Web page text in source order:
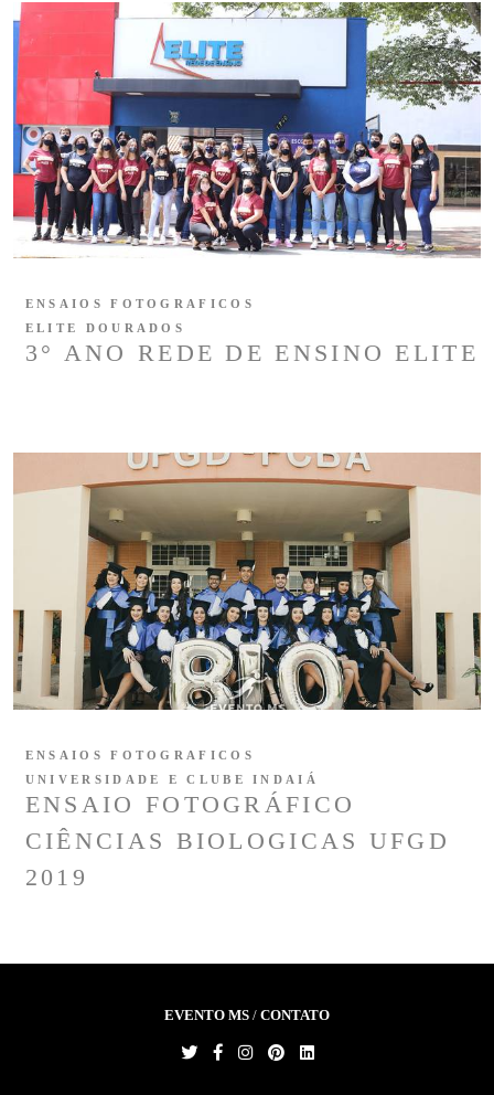
3° ANO REDE DE ENSINO ELITE
ENSAIOS FOTOGRAFICOS
ELITE DOURADOS
ENSAIO FOTOGRÁFICO
CIÊNCIAS BIOLOGICAS UFGD
2019
ENSAIOS FOTOGRAFICOS
UNIVERSIDADE E CLUBE INDAIÁ
EVENTO MS / CONTATO